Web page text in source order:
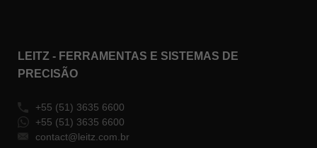
LEITZ - FERRAMENTAS E SISTEMAS DE
PRECISÃO
+55 (51) 3635 6600
+55 (51) 3635 6600
contact@leitz.com.br